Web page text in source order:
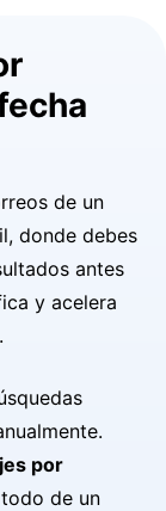
de un
donde debes
antes
y acelera
por
de un